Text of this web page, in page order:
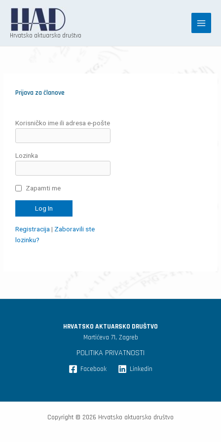
content
Hrvatsko aktuarsko društvo
Prijava za članove
Korisničko ime ili adresa e-pošte
Lozinka
Zapamti me
Registracija| Zaboravili ste
lozinku?
HRVATSKO AKTUARSKO DRUŠTVO
Martićeva 71, Zagreb
POLITIKA PRIVATNOSTI
Facebook Linkedin
Copyright © 2026 Hrvatsko aktuarsko društvo